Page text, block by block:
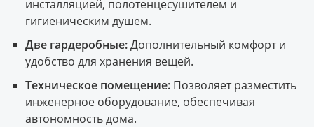
инсталляцией, полотенцесушителем и
гигиеническим душем.
Две гардеробные:Дополнительный комфорт и
удобство для хранения вещей.
Техническое помещение:Позволяет разместить
инженерное оборудование, обеспечивая
автономность дома.